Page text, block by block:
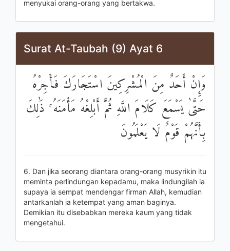
menyukai orang-orang yang bertakwa.
Surat At-Taubah (9) Ayat 6
وَإِنْ أَحَدٌ مِنَ الْمُشْرِكِينَ اسْتَجَارَكَ فَأَجِرْهُ
حَتَّىٰ يَسْمَعَ كَلَامَ اللَّهِ ثُمَّ أَبْلِغْهُ مَأْمَنَهُ ۚ ذَٰلِكَ
بِأَنَّهُمْ قَوْمٌ لَا يَعْلَمُونَ
6. Dan jika seorang diantara orang-orang musyrikin itu
meminta perlindungan kepadamu, maka lindungilah ia
supaya ia sempat mendengar firman Allah, kemudian
antarkanlah ia ketempat yang aman baginya.
Demikian itu disebabkan mereka kaum yang tidak
mengetahui.